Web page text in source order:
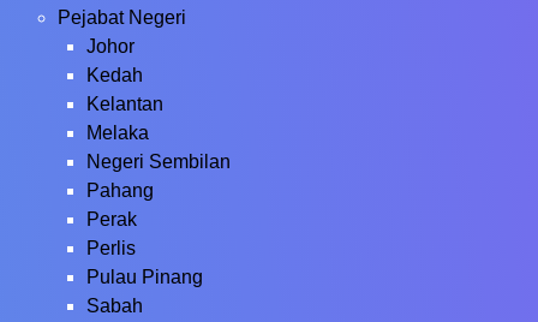
Pejabat Negeri
Johor
Kedah
Kelantan
Melaka
Negeri Sembilan
Pahang
Perak
Perlis
Pulau Pinang
Sabah